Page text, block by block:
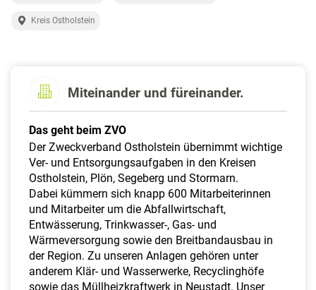
Kreis Ostholstein
Miteinander und füreinander.
Das geht beim ZVO
Der Zweckverband Ostholstein übernimmt wichtige
Ver- und Entsorgungsaufgaben in den Kreisen
Ostholstein, Plön, Segeberg und Stormarn.
Dabei kümmern sich knapp 600 Mitarbeiterinnen
und Mitarbeiter um die Abfallwirtschaft,
Entwässerung, Trinkwasser-, Gas- und
Wärmeversorgung sowie den Breitbandausbau in
der Region. Zu unseren Anlagen gehören unter
anderem Klär- und Wasserwerke, Recyclinghöfe
sowie das Müllheizkraftwerk in Neustadt. Unser